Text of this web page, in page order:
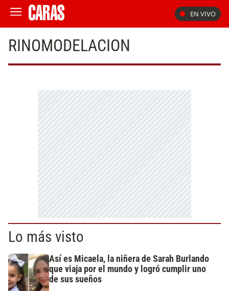
EN VIVO
RINOMODELACION
Lo más visto
Así es Micaela, la niñera de Sarah Burlando
que viaja por el mundo y logró cumplir uno
de sus sueños